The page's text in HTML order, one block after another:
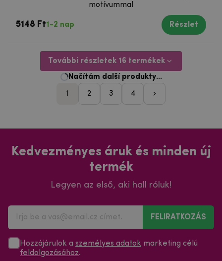
motívummal
5148 Ft1-2 nap Részlet
További részletek 16 termékek
1
termék
Legyen az első, aki hall róluk!
FELIRATKOZÁS
Hozzájárulok aszemélyes adatokmarketing célú
feldolgozásához.